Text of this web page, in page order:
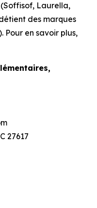
Laurella,
des marques
Pour en savoir plus,
27617